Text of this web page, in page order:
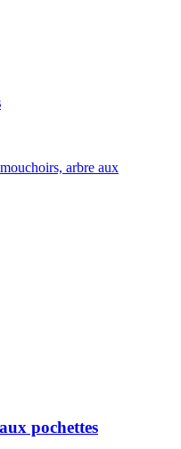
pochettes